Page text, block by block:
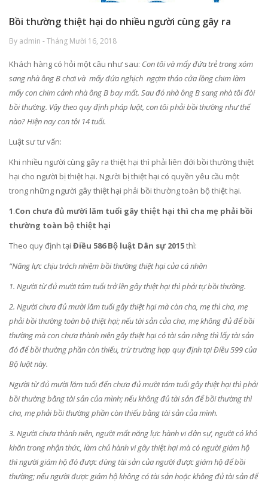
Bồi thường thiệt hại do nhiều người cùng gây ra
By admin - Tháng Mười 16, 2018
Khách hàng có hỏi một câu như sau: Con tôi và mấy đứa trẻ trong xóm
sang nhà ông B chơi và mấy đứa nghịch ngợm tháo cửa lồng chim làm
mấy con chim cảnh nhà ông B bay mất. Sau đó nhà ông B sang nhà tôi đòi
bồi thường. Vậy theo quy định pháp luật, con tôi phải bồi thường như thế
nào? Hiện nay con tôi 14 tuổi.
Luật sư tư vấn:
Khi nhiều người cùng gây ra thiệt hại thì phải liên đới bồi thường thiệt
hại cho người bị thiệt hại. Người bị thiệt hại có quyền yêu cầu một
trong những người gây thiệt hại phải bồi thường toàn bộ thiệt hại.
1.Con chưa đủ mười lăm tuổi gây thiệt hại thì cha mẹ phải bồi
thường toàn bộ thiệt hại
Theo quy định tại Điều 586 Bộ luật Dân sự 2015thì:
“Năng lực chịu trách nhiệm bồi thường thiệt hại của cá nhân
1. Người từ đủ mười tám tuổi trở lên gây thiệt hại thì phải tự bồi thường.
2. Người chưa đủ mười lăm tuổi gây thiệt hại mà còn cha, mẹ thì cha, mẹ
phải bồi thường toàn bộ thiệt hại; nếu tài sản của cha, mẹ không đủ để bồi
thường mà con chưa thành niên gây thiệt hại có tài sản riêng thì lấy tài sản
đó để bồi thường phần còn thiếu, trừ trường hợp quy định tại Điều 599 của
Bộ luật này.
Người từ đủ mười lăm tuổi đến chưa đủ mười tám tuổi gây thiệt hại thì phải
bồi thường bằng tài sản của mình; nếu không đủ tài sản để bồi thường thì
cha, mẹ phải bồi thường phần còn thiếu bằng tài sản của mình.
3. Người chưa thành niên, người mất năng lực hành vi dân sự, người có khó
khăn trong nhận thức, làm chủ hành vi gây thiệt hại mà có người giám hộ
thì người giám hộ đó được dùng tài sản của người được giám hộ để bồi
thường; nếu người được giám hộ không có tài sản hoặc không đủ tài sản để